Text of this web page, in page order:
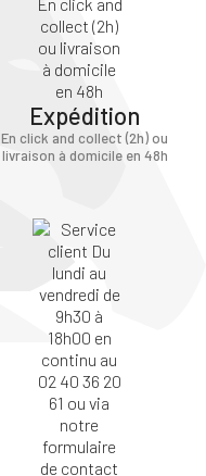
Expédition
En click and collect (2h) ou
livraison à domicile en 48h